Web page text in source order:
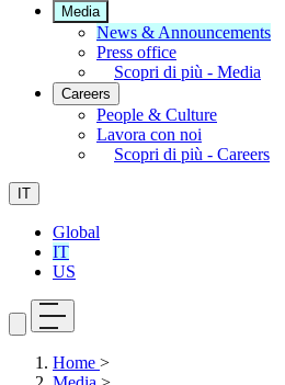
Media
News & Announcements
Press office
Scopri di più - Media
Careers
People & Culture
Lavora con noi
Scopri di più - Careers
IT
Global
IT
US
Home >